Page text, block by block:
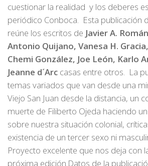
cuestionar la realidad y los deberes
periódico Conboca. Esta publicación
reúne los escritos de Javier A.
Antonio Quijano, Vanesa H.
Chemi González, Joe León, Karlo
Jeanne d´Arc casas entre otros. La
temas variados que van desde una
Viejo San Juan desde la distancia, un
muerte de Filiberto Ojeda haciendo
sobre nuestra situación colonial,
existencia de un tercer sexo ni
Proyecto excelente que nos deja con
próxima edición.Datos de la